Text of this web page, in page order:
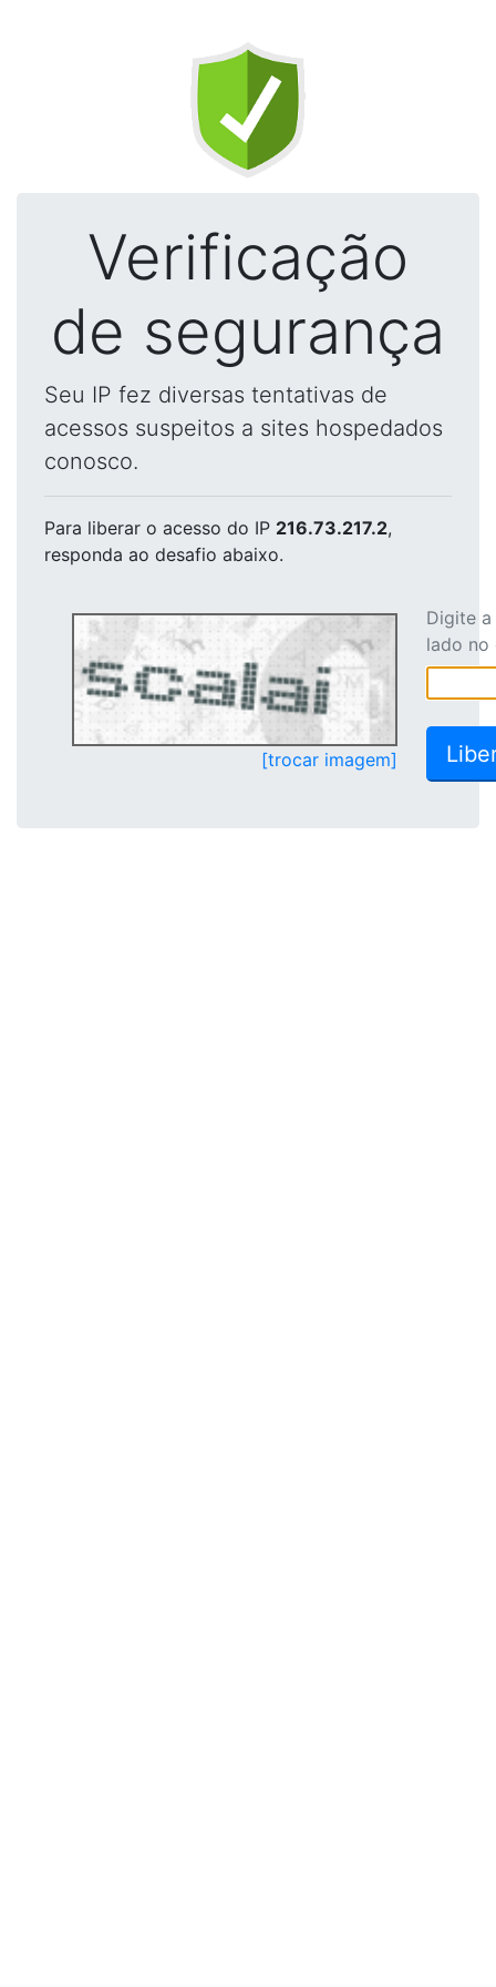
Verificação
de segurança
Seu IP fez diversas tentativas de
acessos suspeitos a sites hospedados
conosco.
Para liberar o acesso do IP 216.73.217.2,
responda ao desafio abaixo.
[trocar imagem]
Digite
lado no